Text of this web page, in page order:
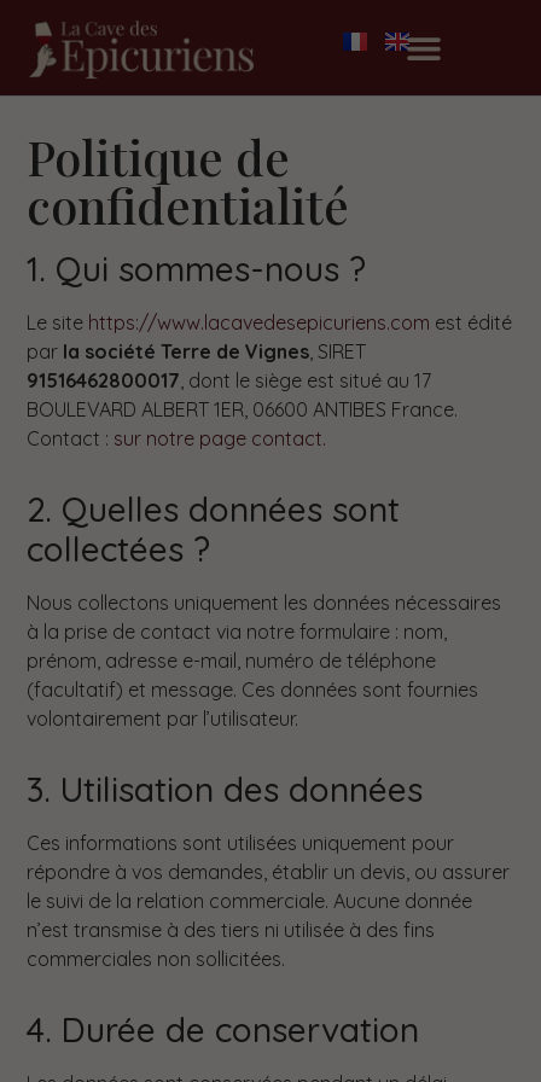
Politique de
confidentialité
1. Qui sommes-nous ?
Le site https://www.lacavedesepicuriens.com est édité
par la société Terre de Vignes, SIRET
91516462800017, dont le siège est situé au 17
BOULEVARD ALBERT 1ER, 06600 ANTIBES France.
Contact : sur notre page contact.
2. Quelles données sont
collectées ?
Nous collectons uniquement les données nécessaires
à la prise de contact via notre formulaire : nom,
prénom, adresse e-mail, numéro de téléphone
(facultatif) et message. Ces données sont fournies
volontairement par l’utilisateur.
3. Utilisation des données
Ces informations sont utilisées uniquement pour
répondre à vos demandes, établir un devis, ou assurer
le suivi de la relation commerciale. Aucune donnée
n’est transmise à des tiers ni utilisée à des fins
commerciales non sollicitées.
4. Durée de conservation